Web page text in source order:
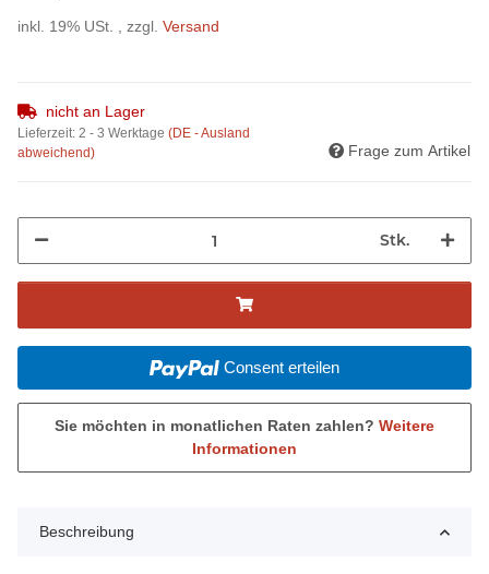
inkl. 19% USt. , zzgl. Versand
nicht an Lager
Lieferzeit: 2 - 3 Werktage (DE - Ausland
abweichend)
Frage zum Artikel
Stk.
Consent erteilen
Sie möchten in monatlichen Raten zahlen? Weitere
Informationen
Beschreibung